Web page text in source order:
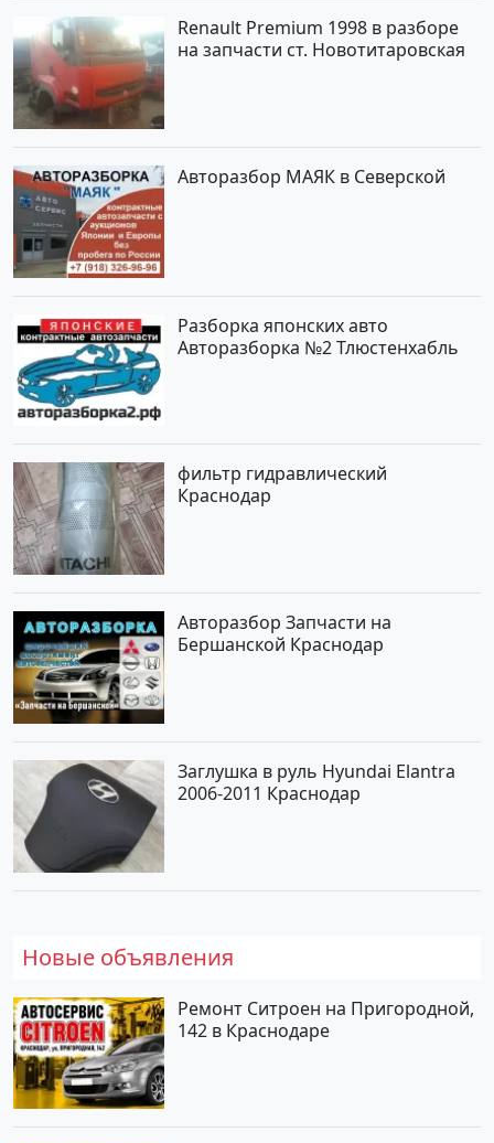
Renault Premium 1998 в разборе
на запчасти ст. Новотитаровская
Авторазбор МАЯК в Северской
Разборка японских авто
Авторазборка №2 Тлюстенхабль
фильтр гидравлический
Краснодар
Авторазбор Запчасти на
Бершанской Краснодар
Заглушка в руль Hyundai Elantra
2006-2011 Краснодар
Новые объявления
Ремонт Ситроен на Пригородной,
142 в Краснодаре